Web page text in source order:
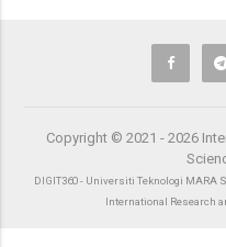
Copyright © 2021 - 2026
DIGIT360 - Universiti Teknologi MARA
International Research